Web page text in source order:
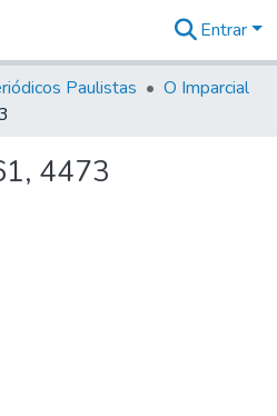
&
Coleções
Tudo na
Digital
Entrar
Paulistas
O Imparcial
4473